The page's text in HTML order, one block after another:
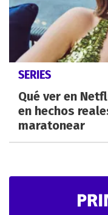
SERIES
Qué ver en
en hechos
maratonear